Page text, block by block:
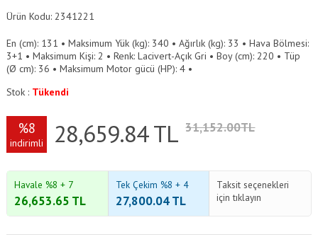
Ürün Kodu: 2341221
En (cm): 131 • Maksimum Yük (kg): 340 • Ağırlık (kg): 33 • Hava Bölmesi:
3+1 • Maksimum Kişi: 2 • Renk: Lacivert-Açık Gri • Boy (cm): 220 • Tüp
(Ø cm): 36 • Maksimum Motor gücü (HP): 4 •
Stok : Tükendi
%8
indirimli 28,659.84TL 31,152.00TL
Havale %8 + 7
26,653.65 TL
Tek Çekim %8 + 4
27,800.04TL
Taksit seçenekleri
için tıklayın